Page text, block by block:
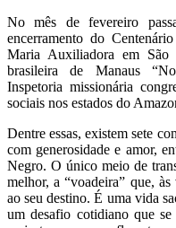
No mês de fevereiro
encerramento do
Maria Auxiliadora em São
brasileira de Manaus
Inspetoria missionária
sociais nos estados do
Dentre essas, existem sete
com generosidade e amor,
Negro. O único meio de
melhor, a “voadeira” que,
ao seu destino. É uma vida
um desafio cotidiano que